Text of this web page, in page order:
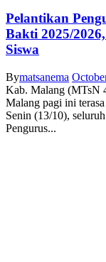
Pelantikan
Bakti 2025/
Siswa
Bymatsanema
Kab. Malang (MTsN
Malang pagi ini
Senin (13/10),
Pengurus...